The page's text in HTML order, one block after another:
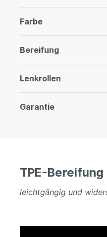
Farbe
Bereifung
Lenkrollen
Garantie
TPE-Bereifung
leichtgängig und